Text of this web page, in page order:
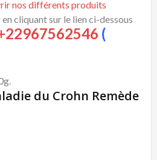
nos différents produits
cliquant sur le lien ci-dessous
(
du Crohn Remède